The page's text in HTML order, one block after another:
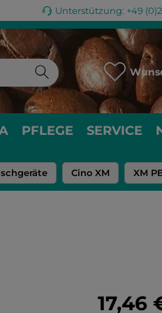
Unterstützung: +49
PFLEGE SERVICE
Cino XM XM
Regulärer
17,46